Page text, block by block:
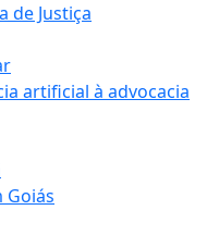
de Justiça
artificial à advocacia
Goiás